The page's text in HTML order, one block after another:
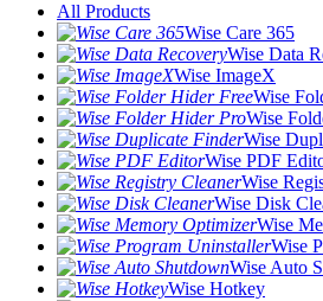
All Products
Wise Care 365
Wise Data
Wise ImageX
Wise
Wise
Wise
Wise PDF
Wise
Wise Disk
Wise
Wise
Wise Auto
Wise Hotkey